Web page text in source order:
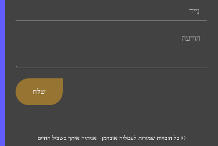
שלח
© כל הזכויות שמורות לעטליה אוברמן - אניתיה איתך בשביל החיים